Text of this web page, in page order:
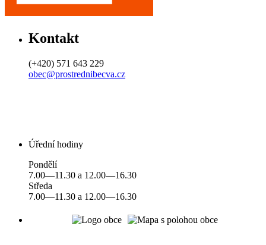
Kontakt
(+420) 571 643 229
obec@prostrednibecva.cz
Úřední hodiny
Pondělí
7.00—11.30 a 12.00—16.30
Středa
7.00—11.30 a 12.00—16.30